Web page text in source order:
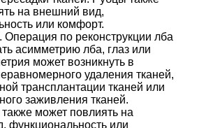
на внешний вид,
или комфорт.
по реконструкции лба
асимметрию лба, глаз или
может возникнуть в
удаления тканей,
трансплантации тканей или
заживления тканей.
может повлиять на
функциональность или